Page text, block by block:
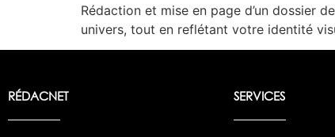
Rédaction et mise en page d’un dossier
univers, tout en reflétant votre identité
RÉDACNET SERVICES